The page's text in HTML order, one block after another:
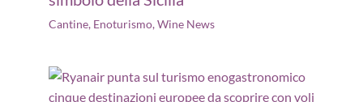
Cantine, Enoturismo,Wine News